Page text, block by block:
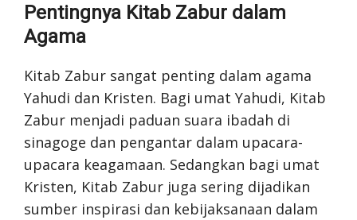
Pentingnya Kitab Zabur dalam
Agama
Kitab Zabur sangat penting dalam agama
Yahudi dan Kristen. Bagi umat Yahudi, Kitab
Zabur menjadi paduan suara ibadah di
sinagoge dan pengantar dalam upacara-
upacara keagamaan. Sedangkan bagi umat
Kristen, Kitab Zabur juga sering dijadikan
sumber inspirasi dan kebijaksanaan dalam